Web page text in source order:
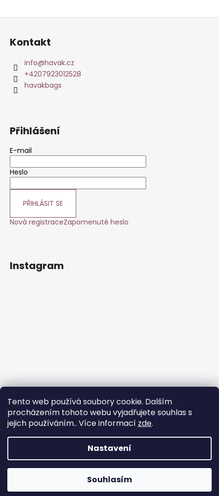
Tento web používá soubory cookie. Dalším
procházením tohoto webu vyjadřujete souhlas s
jejich používáním.. Více informací zde.
Nastavení
Souhlasím
Z
Kontakt
info@havak.cz
+4207923012528
havakbags
Přihlášení
E-mail
Heslo
PŘIHLÁSIT SE
Nová registraceZapomenuté heslo
Instagram
HAVAK. Všechna práva vyhrazena.